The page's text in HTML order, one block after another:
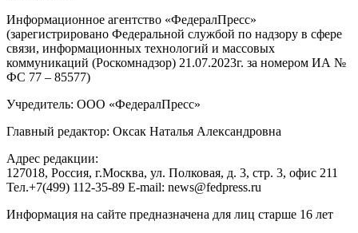
Информационное агентство «ФедералПресс»
(зарегистрировано Федеральной службой по надзору в сфере
связи, информационных технологий и массовых
коммуникаций (Роскомнадзор) 21.07.2023г. за номером ИА №
ФС 77 – 85577)
Учредитель: ООО «ФедералПресс»
Главный редактор: Оксак Наталья Александровна
Адрес редакции:
127018, Россия, г.Москва, ул. Полковая, д. 3, стр. 3, офис 211
Тел.+7(499) 112-35-89 E-mail: news@fedpress.ru
Информация на сайте предназначена для лиц старше 16 лет